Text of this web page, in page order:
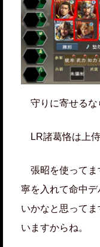
守りに寄せるな
LR諸葛恪は上侍
張昭を使ってま
寧を入れて命中
いかなと思って
いますからね。